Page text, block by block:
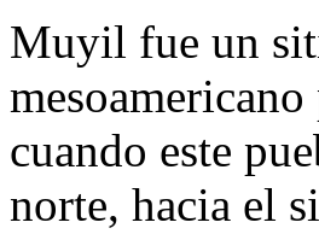
Muyil fue un
cuando este
norte, hacia el